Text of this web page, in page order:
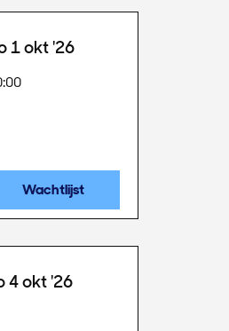
1 okt '26
Wachtlijst
4 okt '26